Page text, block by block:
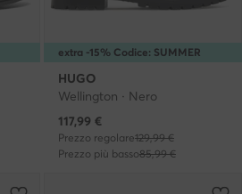
extra -15% Codice: SUMMER
HUGO
Wellington · Nero
Prezzo attuale
117,99 €
Prezzo regolare129,99 €
Prezzo più basso85,99 €